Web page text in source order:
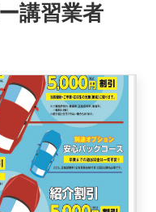
す
講習業者